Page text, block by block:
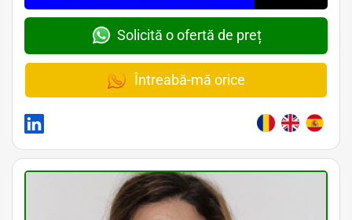
Solicită o ofertă de preț
Întreabă-mă orice